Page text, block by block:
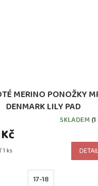
MERINO PONOŽKY
DENMARK LILY PAD
SKLADEM
ks
17-18